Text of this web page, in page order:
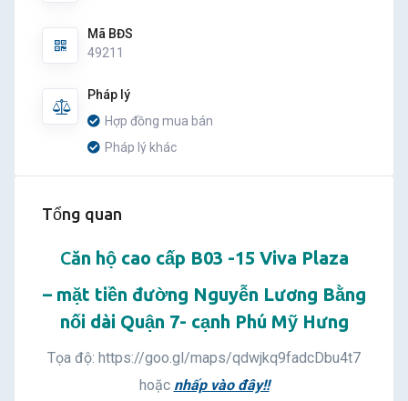
Pháp lý
Hợp đồng mua bán
Pháp lý khác
Mã BĐS
49211
Tổng quan
Căn hộ cao cấp B03 -15 Viva Plaza
– mặt tiền đường Nguyễn Lương Bằng
nối dài Quận 7- cạnh Phú Mỹ Hưng
Tọa độ: https://goo.gl/maps/qdwjkq9fadcDbu4t7
hoặc nhấp vào đây!!